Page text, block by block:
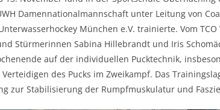
Damennationalmannschaft unter Leitung von
München e.V. trainierte. Vom
Stürmerinnen Sabina Hillebrandt und Iris
auf der individuellen Pucktechnik,
des Pucks im Zweikampf. Das
zur Stabilisierung der Rumpfmuskulatur und